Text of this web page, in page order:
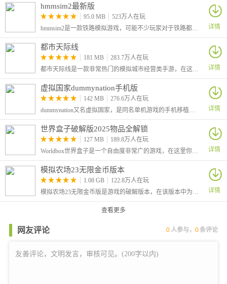
hmmsim2最新版
95.0 MB
523万人在玩
hmmsim2是一款铁路模拟游戏，可能不少玩家对于铁路都非常的感兴趣，想知道列车的驾驶体验，这款游戏真实还原和模拟列车的行驶，玩家可以按照任务去到达一些站点。
详情
都市天际线
181 MB
283.7万人在玩
都市天际线是一款非常热门的模拟城市经营类手游，在这里玩家将从零开始经营一座城市，开局你需要先规划好城市中的路线，并建造各种标示性的建筑，吸引更多的居民前来入驻。
详情
虚拟国家dummynation手机版
142 MB
276.6万人在玩
dummynation又名虚拟国家，是同名单机游戏的手机移植版本，在移动端玩家也能够体验高自由的仿真世界国家建设策略类型手机游戏。从国家的角度来进行政治、经济、文化等各方面的宏观方针制定。
详情
世界盒子破解版2025物品全解锁
127 MB
189.8万人在玩
Worldbox世界盒子是一个自由度非常广的游戏，在这里你将创建一个世界，你就是这个世界的神，可以创造任何元素和生物
详情
模拟农场23无限金币版本
1.08 GB
122.8万人在玩
模拟农场23无限金币版是游戏的破解版本，在该版本中为玩家提供了无限金币，并且部分车辆的价格变0，让玩家买车更加的方便。这是一款手机农场模拟游戏，在游戏中你将成为一名农场主，自由管理自己的农场。
详情
查看更多
网友评论 0 人参与，0条评论